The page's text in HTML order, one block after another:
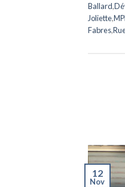
Ballard,
Joliette,
Fabres,
12
Nov